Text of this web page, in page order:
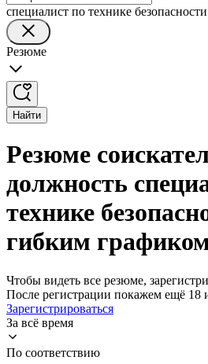
специалист по технике безопасности
Резюме
Найти
Резюме
должность
технике
гибким
Чтобы видеть все резюме,
После регистрации покажем ещё 18
Зарегистрироваться
За всё время
По соответствию